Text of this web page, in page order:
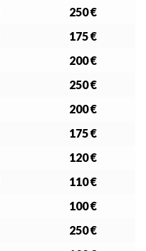
250 €
175 €
200 €
250 €
200 €
175 €
120 €
110 €
100 €
250 €